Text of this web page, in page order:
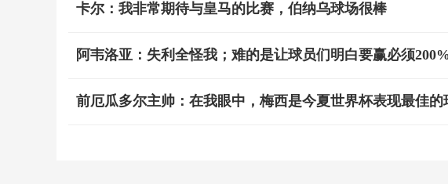
卡尔：我非常期待与皇马的比赛，伯纳乌球场很棒
阿韦洛亚：失利全怪我；难的是让球员们明白要赢必须
前厄瓜多尔主帅：在我眼中，梅西是今夏世界杯表现最佳的